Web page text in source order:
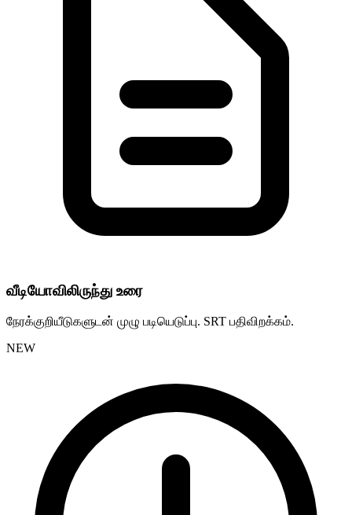
வீடியோவிலிருந்து உரை
நேரக்குறியீடுகளுடன் முழு படியெடுப்பு. SRT பதிவிறக்கம்.
NEW